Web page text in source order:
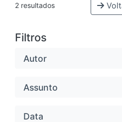
2 resultados
Filtros
Autor
Assunto
Data